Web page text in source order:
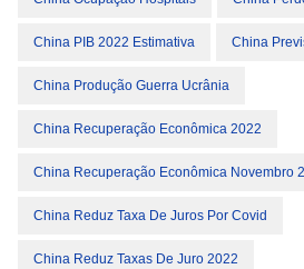
China PIB 2022 Estimativa China
China Produção Guerra Ucrânia
China Recuperação Econômica 2022
China Recuperação Econômica Novembro
China Reduz Taxa De Juros Por Covid
China Reduz Taxas De Juro 2022